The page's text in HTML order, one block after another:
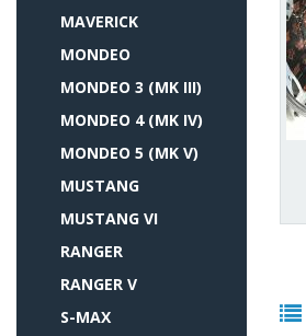
MAVERICK
MONDEO
MONDEO 3 (MK III)
MONDEO 4 (MK IV)
MONDEO 5 (MK V)
MUSTANG
MUSTANG VI
RANGER
RANGER V
S-MAX